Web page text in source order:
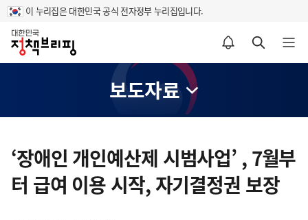
이 누리집은 대한민국 공식 전자정부 누리집입니다.
홈
알림설정 바로가기 검색 바로가기 메뉴 열기
보도자료
텐
영
‘장애인 개인예산제 시범사업’ , 7월부
터 급여 이용 시작, 자기결정권 보장